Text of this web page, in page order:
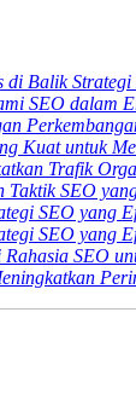
Balik Strategi
SEO dalam
Kuat untuk
Trafik
SEO
SEO yang
SEO yang
SEO